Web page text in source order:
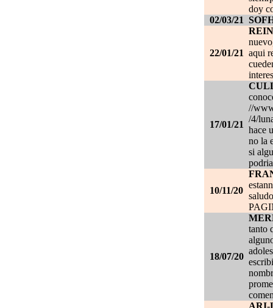
doy
02/03/21
22/01/21 aqui
17/01/21
//
/4/
hace
no la
si
10/11/20
18/07/20
tanto